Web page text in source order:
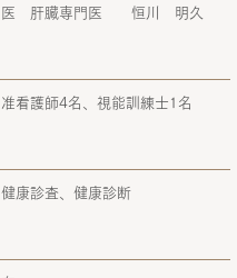
医 肝臓専門医 恒川 明久
准看護師4名、視能訓練士1名
健康診査、健康診断